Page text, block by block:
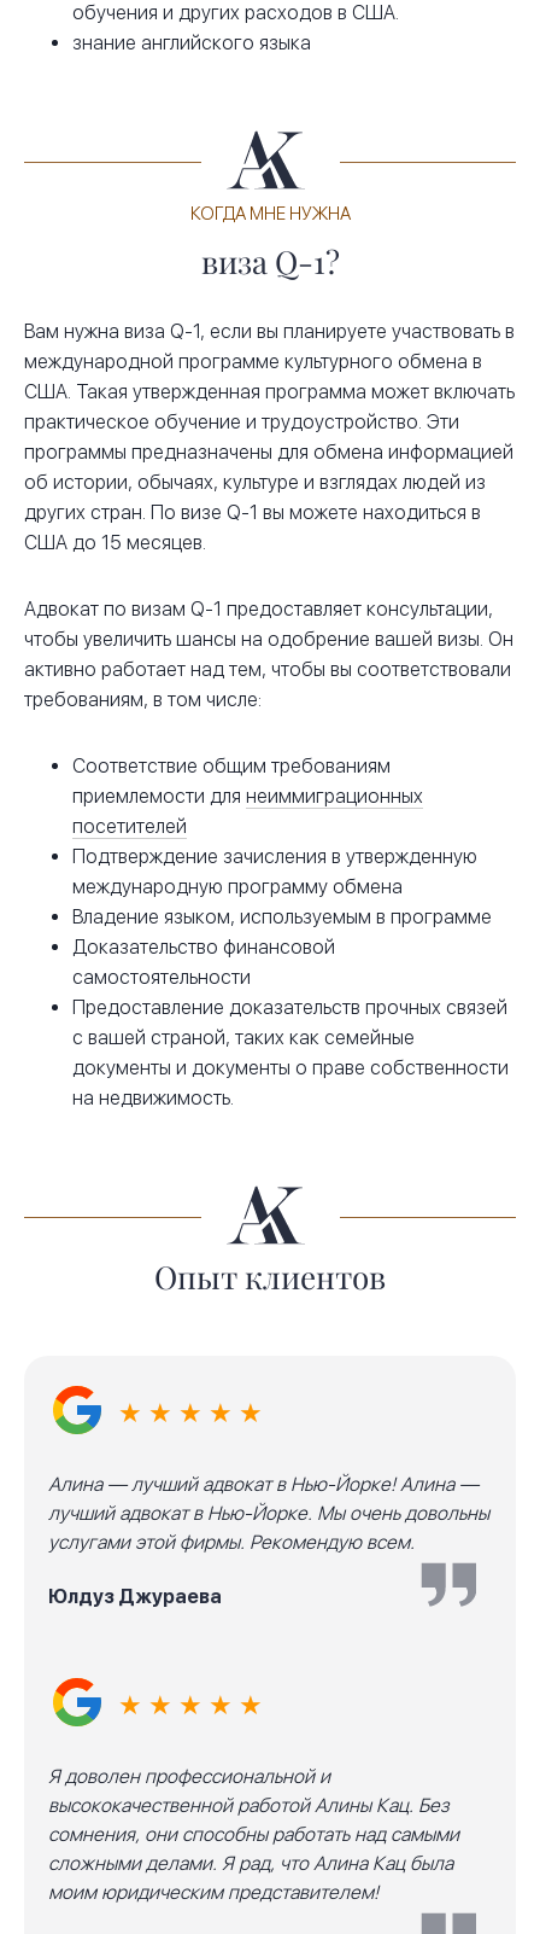
обучения и других расходов в США.
знание английского языка
КОГДА МНЕ НУЖНА
виза Q-1?
Вам нужна виза Q-1, если вы планируете участвовать в
международной программе культурного обмена в
США. Такая утвержденная программа может включать
практическое обучение и трудоустройство. Эти
программы предназначены для обмена информацией
об истории, обычаях, культуре и взглядах людей из
других стран. По визе Q-1 вы можете находиться в
США до 15 месяцев.
Адвокат по визам Q-1 предоставляет консультации,
чтобы увеличить шансы на одобрение вашей визы. Он
активно работает над тем, чтобы вы соответствовали
требованиям, в том числе:
Соответствие общим требованиям
приемлемости для неиммиграционных
посетителей
Подтверждение зачисления в утвержденную
международную программу обмена
Владение языком, используемым в программе
Доказательство финансовой
самостоятельности
Предоставление доказательств прочных связей
с вашей страной, таких как семейные
документы и документы о праве собственности
на недвижимость.
Опыт клиентов
★ ★ ★ ★ ★
Алина — лучший адвокат в Нью-Йорке! Алина —
лучший адвокат в Нью-Йорке. Мы очень довольны
услугами этой фирмы. Рекомендую всем.
Юлдуз Джураева
★ ★ ★ ★ ★
Я доволен профессиональной и
высококачественной работой Алины Кац. Без
сомнения, они способны работать над самыми
сложными делами. Я рад, что Алина Кац была
моим юридическим представителем!